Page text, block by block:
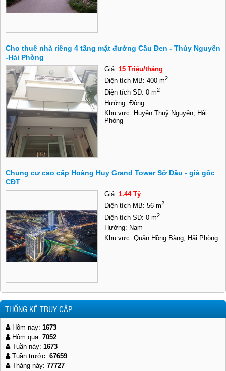
Cho thuê nhà riêng 4 tầng mặt đường Cầu Đen - Thủy Nguyên
-Hải Phòng
Giá: 15 Triệu/tháng
Diện tích MB: 400 m2
Diện tích SD: 0 m2
Hướng: Đông
Khu vực: Huyện Thuỷ Nguyên, Hải
Phòng
Chung cư cao cấp Hoàng Huy Grand Tower Sở Dầu - giá gốc
CĐT
Giá: 1.44 Tỷ
Diện tích MB: 56 m2
Diện tích SD: 0 m2
Hướng: Nam
Khu vực: Quận Hồng Bàng, Hải Phòng
THỐNG KÊ TRUY CẬP
Hôm nay: 1673
Hôm qua: 7052
Tuần này: 1673
Tuần trước: 67659
Tháng này: 77727